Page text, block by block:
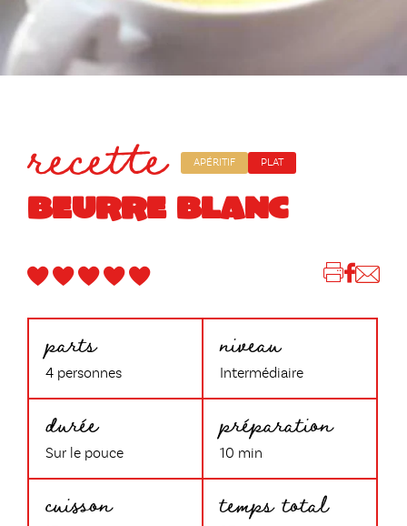
recette APÉRITIF PLAT
BEURRE BLANC
parts
4 personnes
niveau
Intermédiaire
durée
Sur le pouce
préparation
10 min
cuisson temps total